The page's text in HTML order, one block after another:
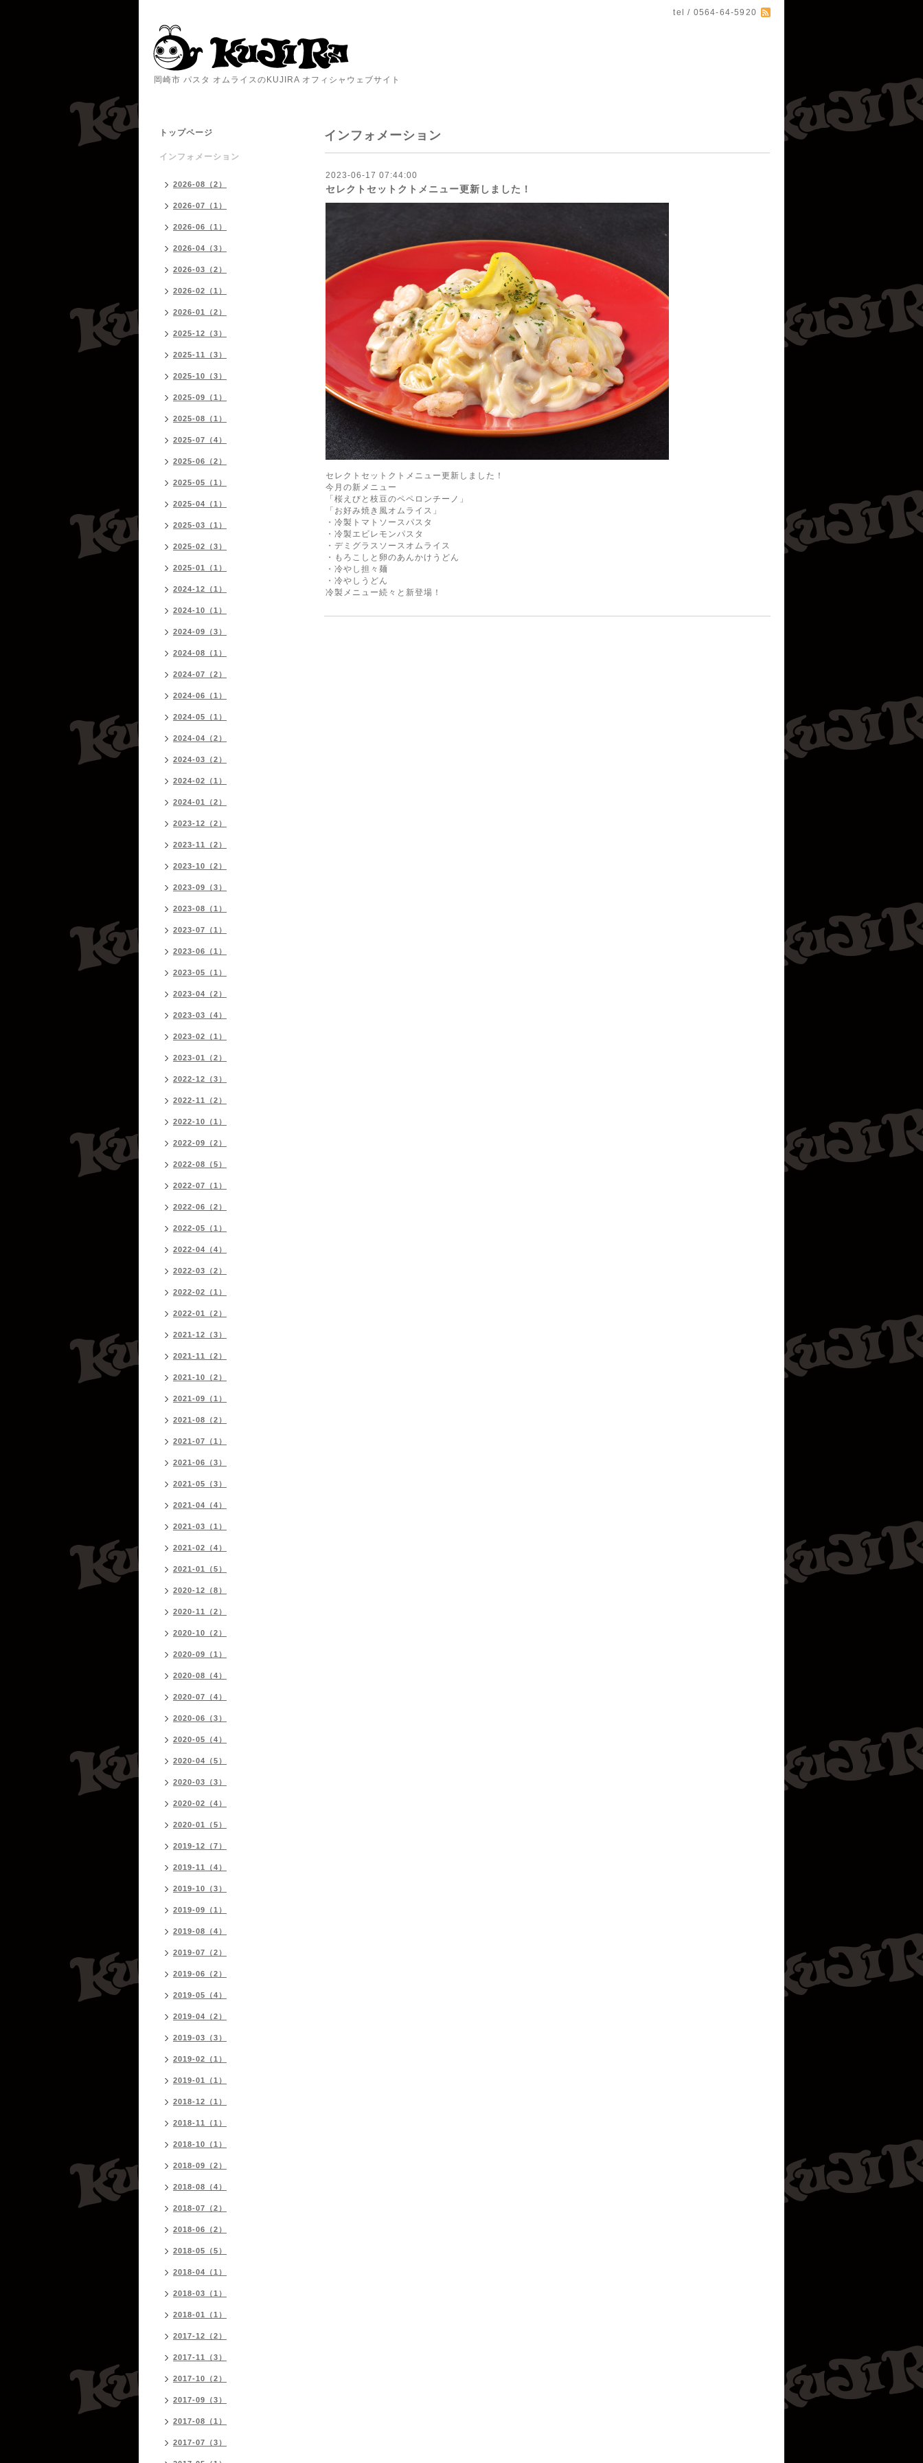
tel / 0564-64-5920
岡崎市 パスタ オムライスのKUJIRA オフィシャウェブサイト
インフォメーション
2023-06-17 07:44:00
セレクトセットクトメニュー更新しました！
セレクトセットクトメニュー更新しました！
今月の新メニュー
「桜えびと枝豆のペペロンチーノ」
「お好み焼き風オムライス」
・冷製トマトソースパスタ
・冷製エビレモンパスタ
・デミグラスソースオムライス
・もろこしと卵のあんかけうどん
・冷やし担々麺
・冷やしうどん
冷製メニュー続々と新登場！
トップページ
インフォメーション
2026-08（2）
2026-07（1）
2026-06（1）
2026-04（3）
2026-03（2）
2026-02（1）
2026-01（2）
2025-12（3）
2025-11（3）
2025-10（3）
2025-09（1）
2025-08（1）
2025-07（4）
2025-06（2）
2025-05（1）
2025-04（1）
2025-03（1）
2025-02（3）
2025-01（1）
2024-12（1）
2024-10（1）
2024-09（3）
2024-08（1）
2024-07（2）
2024-06（1）
2024-05（1）
2024-04（2）
2024-03（2）
2024-02（1）
2024-01（2）
2023-12（2）
2023-11（2）
2023-10（2）
2023-09（3）
2023-08（1）
2023-07（1）
2023-06（1）
2023-05（1）
2023-04（2）
2023-03（4）
2023-02（1）
2023-01（2）
2022-12（3）
2022-11（2）
2022-10（1）
2022-09（2）
2022-08（5）
2022-07（1）
2022-06（2）
2022-05（1）
2022-04（4）
2022-03（2）
2022-02（1）
2022-01（2）
2021-12（3）
2021-11（2）
2021-10（2）
2021-09（1）
2021-08（2）
2021-07（1）
2021-06（3）
2021-05（3）
2021-04（4）
2021-03（1）
2021-02（4）
2021-01（5）
2020-12（8）
2020-11（2）
2020-10（2）
2020-09（1）
2020-08（4）
2020-07（4）
2020-06（3）
2020-05（4）
2020-04（5）
2020-03（3）
2020-02（4）
2020-01（5）
2019-12（7）
2019-11（4）
2019-10（3）
2019-09（1）
2019-08（4）
2019-07（2）
2019-06（2）
2019-05（4）
2019-04（2）
2019-03（3）
2019-02（1）
2019-01（1）
2018-12（1）
2018-11（1）
2018-10（1）
2018-09（2）
2018-08（4）
2018-07（2）
2018-06（2）
2018-05（5）
2018-04（1）
2018-03（1）
2018-01（1）
2017-12（2）
2017-11（3）
2017-10（2）
2017-09（3）
2017-08（1）
2017-07（3）